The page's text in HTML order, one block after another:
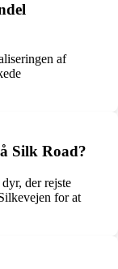
af
Silk Road?
der rejste
for at